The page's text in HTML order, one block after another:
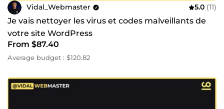
Vidal_Webmaster 5.0 (11)
Je vais nettoyer les virus et codes malveillants de
votre site WordPress
From $87.40
Average budget : $120.82